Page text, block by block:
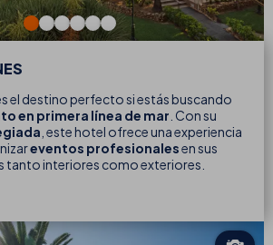
el destino perfecto si estás buscando
en primera línea de mar . Con su
, este hotel ofrece una experiencia
eventos profesionalesen sus
tanto interiores como exteriores.